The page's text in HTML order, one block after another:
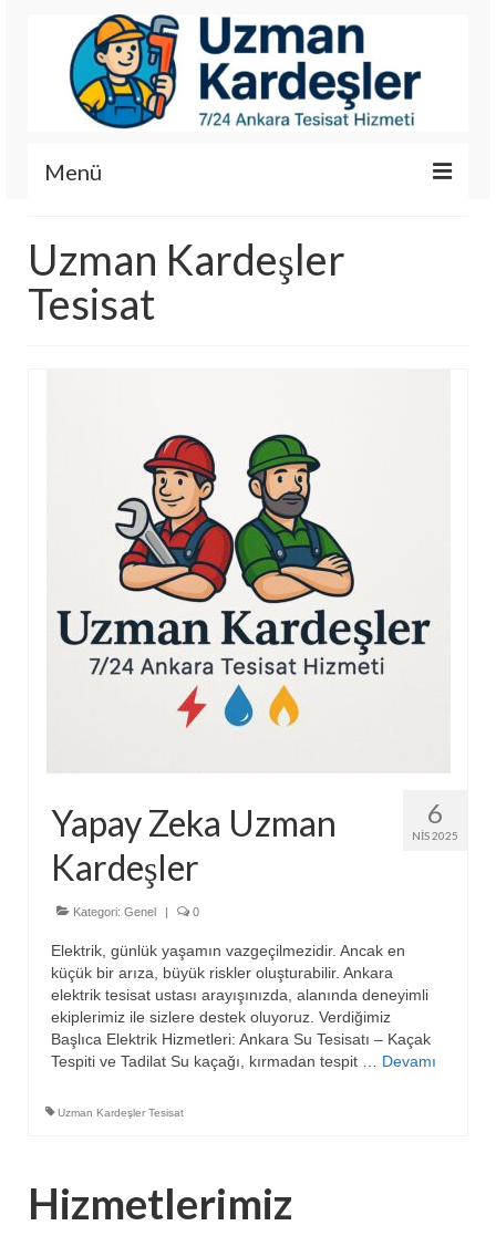
Menü
Hizmetlerimiz
Hakkımızda
Uzman Kardeşler
Tesisat
6
NIS 2025
Yapay Zeka Uzman
Kardeşler
Kategori: Genel | 0
Elektrik, günlük yaşamın vazgeçilmezidir. Ancak en
küçük bir arıza, büyük riskler oluşturabilir. Ankara
elektrik tesisat ustası arayışınızda, alanında deneyimli
ekiplerimiz ile sizlere destek oluyoruz. Verdiğimiz
Başlıca Elektrik Hizmetleri: Ankara Su Tesisatı – Kaçak
Tespiti ve Tadilat Su kaçağı, kırmadan tespit … Devamı
Uzman Kardeşler Tesisat
Hizmetlerimiz